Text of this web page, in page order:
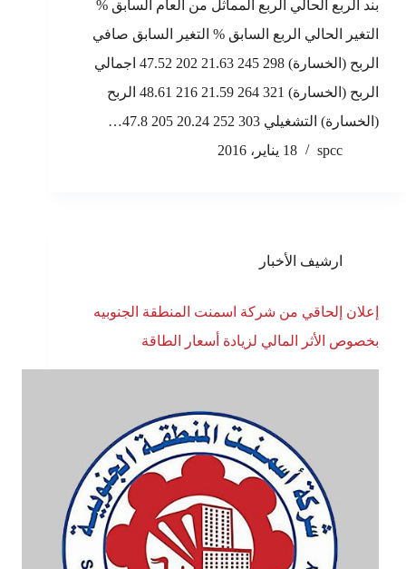
بند الربع الحالي الربع المماثل من العام السابق %
التغير الحالي الربع السابق % التغير السابق صافي
الربح (الخسارة) 298 245 21.63 202 47.52 اجمالي
الربح (الخسارة) 321 264 21.59 216 48.61 الربح
(الخسارة) التشغيلي 303 252 20.24 205 47.8…
spcc
18 يناير، 2016
ارشيف الأخبار
إعلان إلحاقي من شركة اسمنت المنطقة الجنوبيه
بخصوص الأثر المالي لزيادة أسعار الطاقة